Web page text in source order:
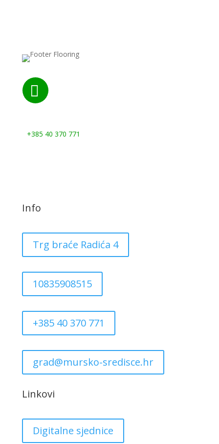

+385 40 370 771
Info
Trg braće Radića 4
10835908515
+385 40 370 771
grad@mursko-sredisce.hr
Linkovi
Digitalne sjednice